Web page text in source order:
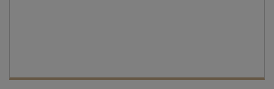
Papel algo oscurecido. Enc. en media piel, nervios. Primera edición.